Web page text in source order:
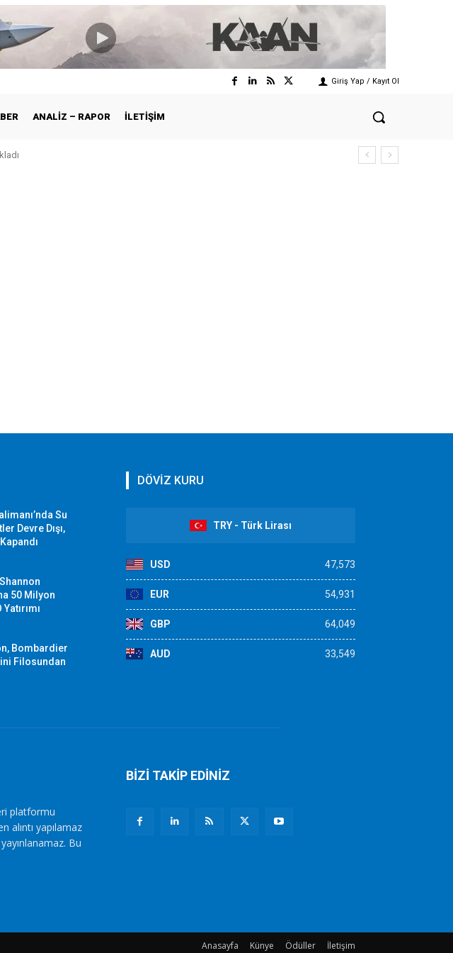
Giriş Yap / Kayıt Ol
ANALIZ – RAPOR İLETIŞIM
Su
Devre Dışı,
50 Milyon
Bombardier
Filosundan
DÖVİZ KURU
TRY - Türk Lirası
USD 47,573
EUR 54,931
GBP 64,049
AUD 33,549
platformu
alıntı yapılamaz
Bu
BİZİ TAKİP EDİNİZ
Anasayfa Künye Ödüller İletişim